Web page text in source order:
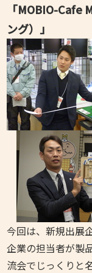
「MOBIO-Cafe
ング）」
今回は、新規出展
企業の担当者が製
流会でじっくりと